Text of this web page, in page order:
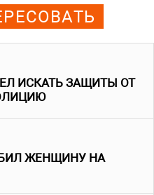
ИСКАТЬ ЗАЩИТЫ ОТ
ЖЕНЩИНУ НА